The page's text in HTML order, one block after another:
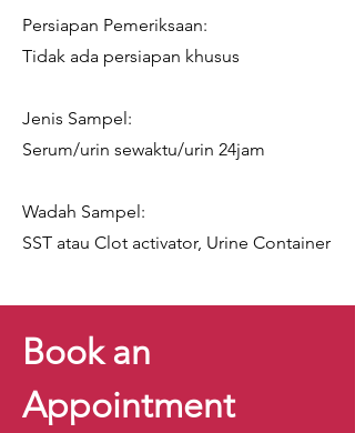
Persiapan Pemeriksaan:
Tidak ada persiapan khusus
Jenis Sampel:
Serum/urin sewaktu/urin 24jam
Wadah Sampel:
SST atau Clot activator, Urine Container
Book an
Appointment